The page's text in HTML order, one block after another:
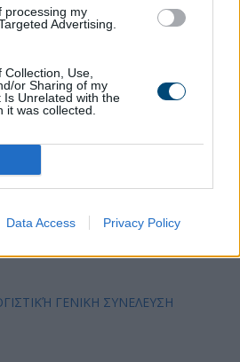
processing my
Advertising.
Use,
or Sharing of my
Is Unrelated with the
it was collected.
Data Access Privacy Policy
ΣΥΝΕΤΑΙΡΙΣΤΙΚΗ
2909 6332 691
“Μέρα με Χρώμα”
με αλληλέγγυο μπουφέ από τον
ΓΕΝΙΚΗ ΣΥΝΕΛΕΥΣΗ